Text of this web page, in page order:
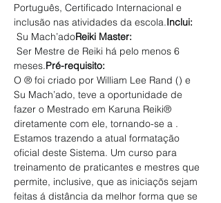
Português, Certificado Internacional e
inclusão nas atividades da escola.Inclui:
Su Mach’adoReiki Master:
meses.Pré-requisito:
O ® foi criado por William Lee Rand () e
Su Mach’ado, teve a oportunidade de
fazer o Mestrado em Karuna Reiki®
diretamente com ele, tornando-se a .
Estamos trazendo a atual formatação
oficial deste Sistema. Um curso para
treinamento de praticantes e mestres que
permite, inclusive, que as iniciaçõs sejam
feitas á distância da melhor forma que se